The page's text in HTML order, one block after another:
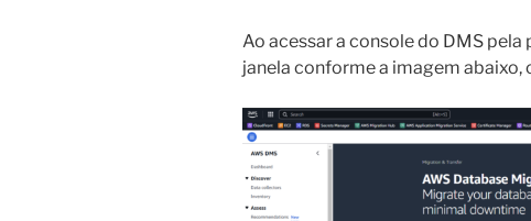
Ao acessar a console do DMS
janela conforme a imagem abaixo,